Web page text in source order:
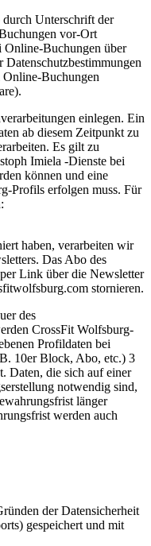
Unterschrift der
vor-Ort
Online-Buchungen über
Buchungen
einlegen. Ein
ab diesem Zeitpunkt zu
Es gilt zu
Imiela -Dienste bei
können und eine
Profils erfolgen muss. Für
haben, verarbeiten wir
Das Abo des
Link über die Newsletter
stornieren.
des
CrossFit Wolfsburg-
Profildaten bei
10er Block, Abo, etc.) 3
Daten, die sich auf einer
notwendig sind,
länger
werden auch
der Datensicherheit
gespeichert und mit